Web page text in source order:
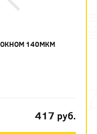
140МКМ
417 руб.